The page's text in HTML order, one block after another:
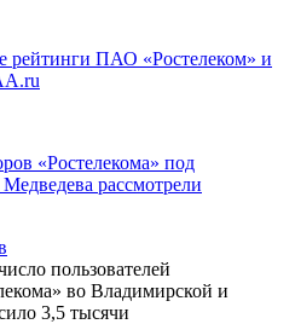
рейтинги ПАО «Ростелеком» и
«Ростелекома» под
рассмотрели
пользователей
во Владимирской и
3,5 тысячи